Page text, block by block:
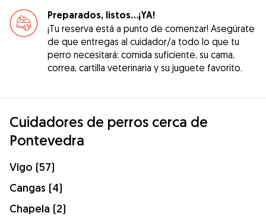
Preparados, listos...¡YA!
¡Tu reserva está a punto de comenzar! Asegúrate
de que entregas al cuidador/a todo lo que tu
perro necesitará: comida suficiente, su cama,
correa, cartilla veterinaria y su juguete favorito.
Cuidadores de perros cerca de
Pontevedra
Vigo (57)
Cangas (4)
Chapela (2)